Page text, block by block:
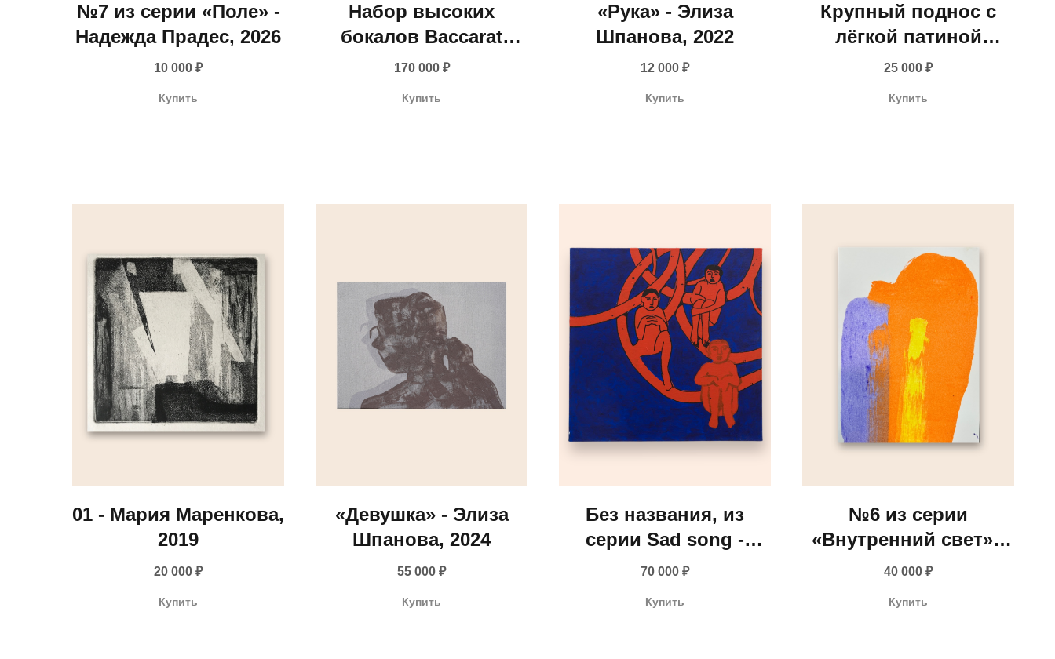
№7 из серии «Поле» -
Надежда Прадес, 2026
10 000 ₽
Купить
Набор высоких
бокалов Baccarat
цвета резеда для
170 000 ₽
Купить
«Рука» - Элиза
Шпанова, 2022
12 000 ₽
Купить
Крупный поднос с
лёгкой патиной
(Швеция, 1-я
25 000 ₽
Купить
01 - Мария Маренкова,
2019
20 000 ₽
Купить
«Девушка» - Элиза
Шпанова, 2024
55 000 ₽
Купить
Без названия, из
серии Sad song -
Артур Голяков, 2019
70 000 ₽
Купить
№6 из серии
«Внутренний свет» -
Мария Маренкова
40 000 ₽
Купить